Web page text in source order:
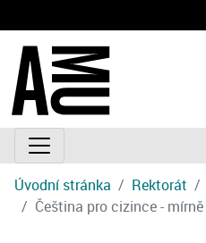
Úvodní stránka Rektorát
Čeština pro cizince -